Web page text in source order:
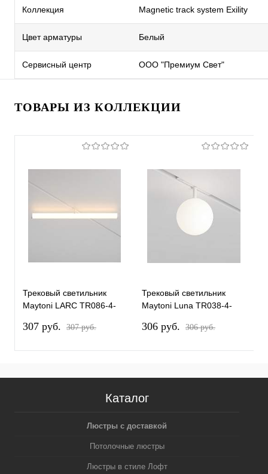
Коллекция Magnetic track system Exility
Цвет арматуры Белый
Сервисный центр ООО "Премиум Свет"
ТОВАРЫ ИЗ КОЛЛЕКЦИИ
Трековый светильник
Maytoni LARC TR086-4-
307 pуб. 307 pуб.
Трековый светильник
Maytoni Luna TR038-4-
306 pуб. 306 pуб.
Каталог
Люстры с доставкой
Потолочные люстры
Люстры в стиле Лофт